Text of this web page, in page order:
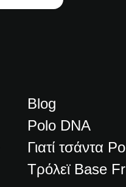
Blog
Polo DNA
Γιατί τσάντα
Τρόλεϊ Base